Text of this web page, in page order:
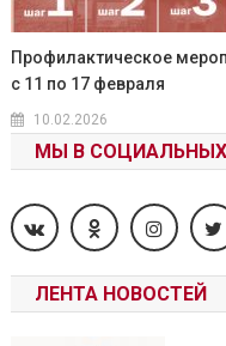
Профилактическое
с 11 по 17 февраля
10.02.2026
МЫ В СОЦИАЛЬНЫХ
ЛЕНТА НОВОСТЕЙ